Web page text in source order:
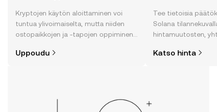
Kryptojen käytön aloittaminen voi
tuntua ylivoimaiselta, mutta niiden
ostopaikkojen ja -tapojen oppiminen
matkasi OKX:n mobiilisovelluksessa
Uppoudu
Tee tietoisia
Solana
hintamuutosten,
Katso hinta